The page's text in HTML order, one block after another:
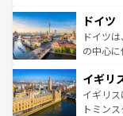
せる。
ンテンツ
で、幅
聖堂、
から魅
いる。
香り高
らに、
ドイツ
ドイツ
の中心
顔を持
ルリン
してラ
イギリ
イギリ
トミン